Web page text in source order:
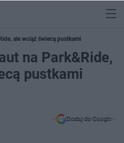
ale wciąż świecą pustkami
na Park&Ride,
pustkami
Dodaj do Google